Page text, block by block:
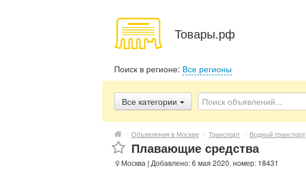
Товары.рф
Поиск в регионе: Все регионы
Все категории
/ Объявления в Москве / Транспорт / Водный транспорт
Плавающие средства
Москва | Добавлено: 6 мая 2020, номер: 18431